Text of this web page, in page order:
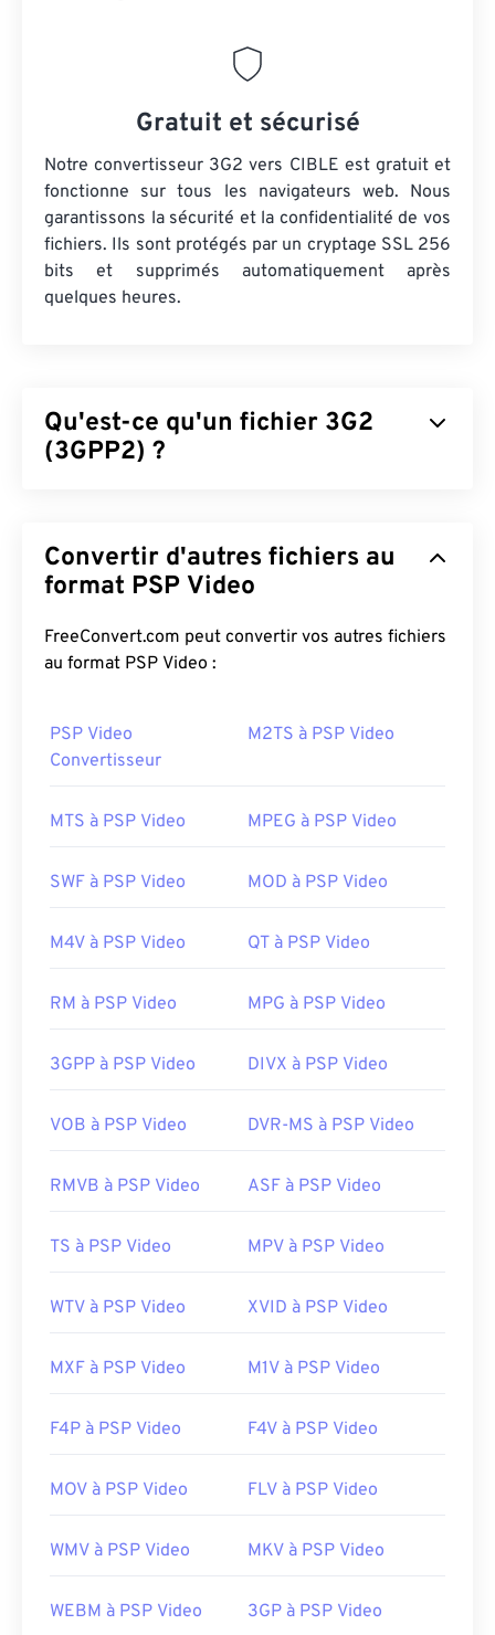
Gratuit et sécurisé
Notre convertisseur 3G2 vers CIBLE est gratuit et
fonctionne sur tous les navigateurs web. Nous
garantissons la sécurité et la confidentialité de vos
fichiers. Ils sont protégés par un cryptage SSL 256
bits et supprimés automatiquement après
quelques heures.
Qu'est-ce qu'un fichier 3G2
(3GPP2) ?
multiple par répartition en code (CDMA2000) de
troisième génération (3G). Le CDMA étant une
permet aux téléphones mobiles connectés aux
réseaux CDMA de capturer, d'enregistrer, de
Comment ouvrir un fichier 3G2 ?
La meilleure application pour ouvrir le format 3G2
facilement sur la plupart des systèmes
Timed Text . Il ne prend pas en charge les menus
tiers gratuits qui offrent cette prise en charge,
Développé par : 3rd Generation Partnership
Sortie initiale :1998
http://www.3gpp2.org/
Convertir d'autres fichiers au
format PSP Video
FreeConvert.com peut convertir vos autres fichiers
au format PSP Video :
PSP Video
Convertisseur
M2TS à PSP Video
MTS à PSP Video MPEG à PSP Video
SWF à PSP Video MOD à PSP Video
M4V à PSP Video QT à PSP Video
RM à PSP Video MPG à PSP Video
3GPP à PSP Video DIVX à PSP Video
VOB à PSP Video DVR-MS à PSP Video
RMVB à PSP Video ASF à PSP Video
TS à PSP Video MPV à PSP Video
WTV à PSP Video XVID à PSP Video
MXF à PSP Video M1V à PSP Video
F4P à PSP Video F4V à PSP Video
MOV à PSP Video FLV à PSP Video
WMV à PSP Video MKV à PSP Video
WEBM à PSP Video 3GP à PSP Video